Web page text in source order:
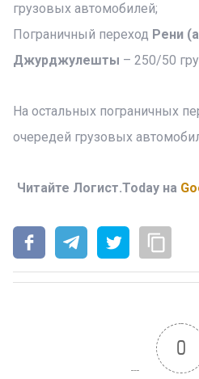
грузовых автомобилей;
Пограничный переход Рени
Джурджулешты – 250/50
На остальных пограничных
очередей грузовых
Читайте Логист.Today на
0